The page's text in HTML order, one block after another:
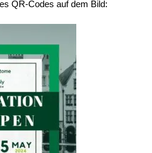
QR-Codes auf dem Bild: